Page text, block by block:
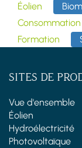
Éolien
Consommation
Formation
SITES DE
Vue d'ensemble
Éolien
Hydroélectricité
Photovoltaïque